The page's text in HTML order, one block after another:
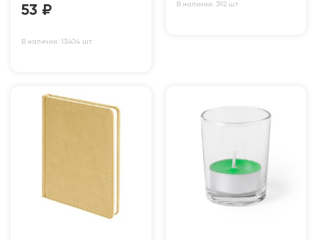
53 ₽
В наличии: 13404 шт
В наличии: 392 шт